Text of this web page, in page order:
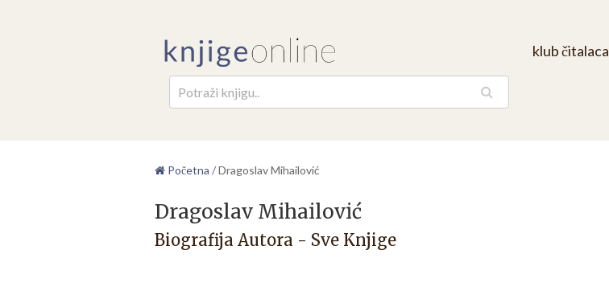
klub čitalaca
Početna /Dragoslav Mihailović
Dragoslav Mihailović
Biografija Autora - Sve Knjige